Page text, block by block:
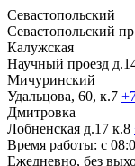
Севастопольский
Севастопольский
Калужская
Научный проезд
Мичуринский
Удальцова, 60, к.7
Дмитровка
Лобненская д.17 к.8
Время работы: с
Ежедневно, без